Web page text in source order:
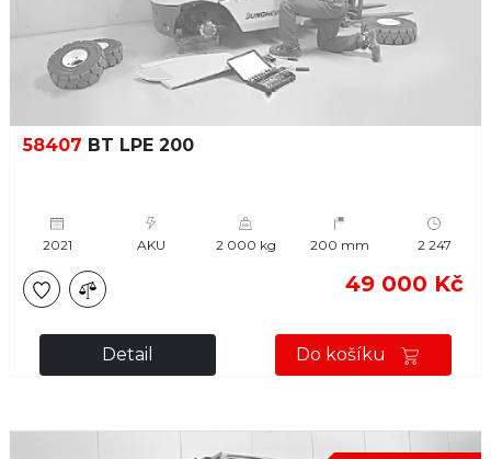
58407 BT LPE 200
2021 AKU 2 000 kg 200 mm 2 247
49 000 Kč
Detail Do košíku